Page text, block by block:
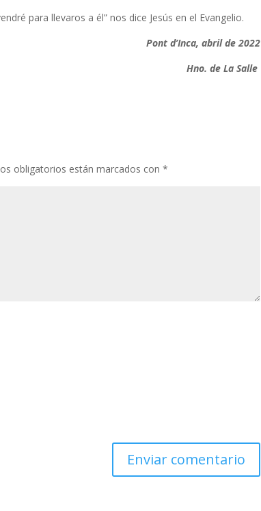
para llevaros a él” nos dice Jesús en el Evangelio.
Pont d’Inca, abril de 2022
Hno. de La Salle
obligatorios están marcados con*